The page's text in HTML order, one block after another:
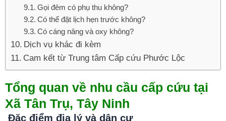
Gọi đêm có phụ thu không?
Có thể đặt lịch hẹn trước không?
Có cáng nâng và oxy không?
Dịch vụ khác đi kèm
Cam kết từ Trung tâm Cấp cứu Phước Lộc
Tổng quan về nhu cầu cấp cứu tại
Xã Tân Trụ, Tây Ninh
Đặc điểm địa lý và dân cư